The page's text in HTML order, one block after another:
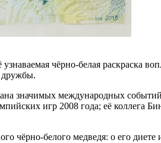
чёрно-белая
дружбы.
значимых международных
игр 2008 года; её коллега
чёрно-белого медведя: о его